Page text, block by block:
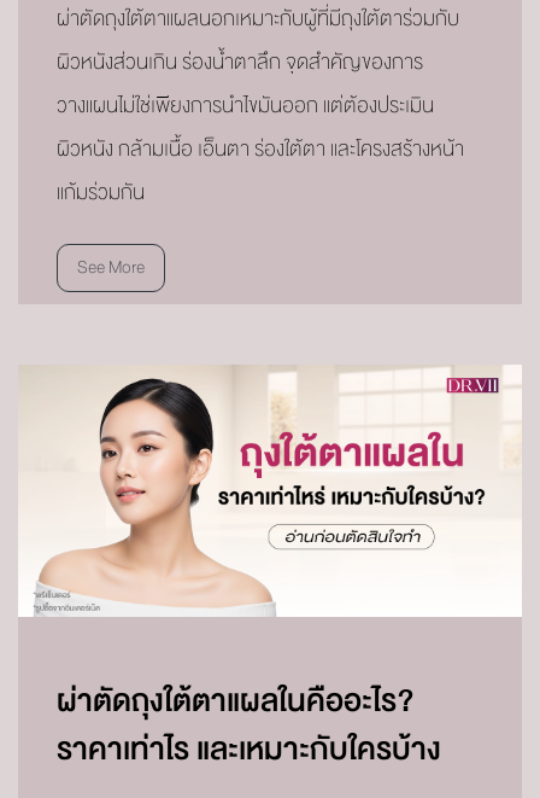
ผ่าตัดถุงใต้ตาแผลนอกเหมาะกับผู้ที่มีถุงใต้ตาร่วมกับ
ผิวหนังส่วนเกิน ร่องน้ำตาลึก จุดสำคัญของการ
วางแผนไม่ใช่เพียงการนำไขมันออก แต่ต้องประเมิน
ผิวหนัง กล้ามเนื้อ เอ็นตา ร่องใต้ตา และโครงสร้างหน้า
แก้มร่วมกัน
See More
ผ่าตัดถุงใต้ตาแผลในคืออะไร?
ราคาเท่าไร และเหมาะกับใครบ้าง